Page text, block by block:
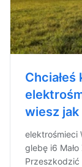
wiesz jak
elektrośmieci
glebę i6